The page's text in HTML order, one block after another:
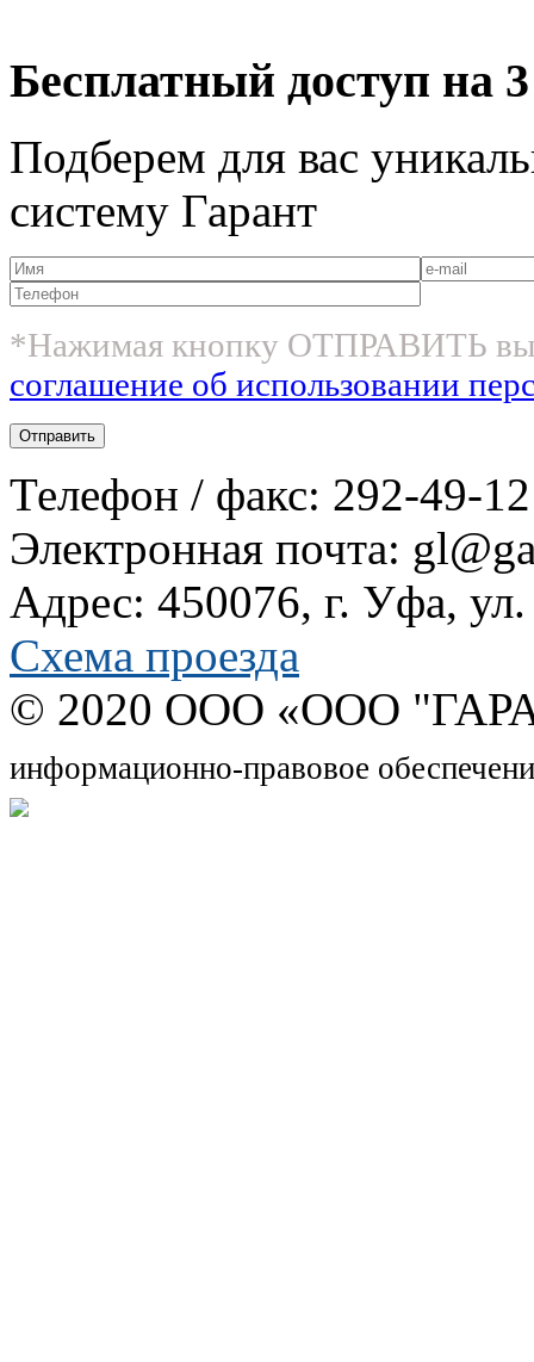
Бесплатный доступ на
Подберем для вас
систему Гарант
*Нажимая кнопку ОТПРАВИТЬ
соглашение об использовании
Телефон / факс: 292-49-12
Электронная почта:
Адрес: 450076, г. Уфа,
Схема проезда
© 2020 OOO «ООО
информационно-правовое